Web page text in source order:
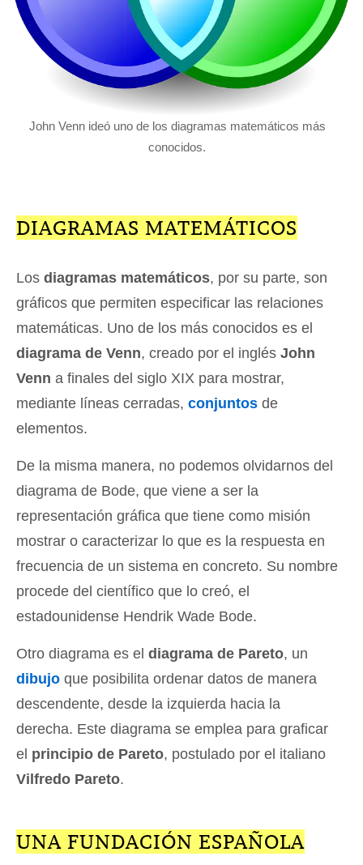
John Venn ideó uno de los diagramas matemáticos más
conocidos.
DIAGRAMAS MATEMÁTICOS
Los diagramas matemáticos, por su parte, son
gráficos que permiten especificar las relaciones
matemáticas. Uno de los más conocidos es el
diagrama de Venn, creado por el inglés John
Venn a finales del siglo XIX para mostrar,
mediante líneas cerradas, conjuntos de
elementos.
De la misma manera, no podemos olvidarnos del
diagrama de Bode, que viene a ser la
representación gráfica que tiene como misión
mostrar o caracterizar lo que es la respuesta en
frecuencia de un sistema en concreto. Su nombre
procede del científico que lo creó, el
estadounidense Hendrik Wade Bode.
Otro diagrama es el diagrama de Pareto, un
dibujo que posibilita ordenar datos de manera
descendente, desde la izquierda hacia la
derecha. Este diagrama se emplea para graficar
el principio de Pareto, postulado por el italiano
Vilfredo Pareto.
UNA FUNDACIÓN ESPAÑOLA